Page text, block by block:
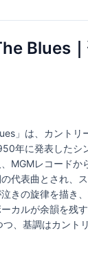
Blues
」は、カントリ
年に発表したシ
MGMレコードか
代表曲とされ、
きの旋律を描き
カルが余韻を残
つ、基調はカント